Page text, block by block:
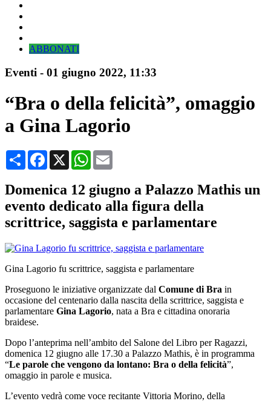
ABBONATI
Eventi - 01 giugno 2022, 11:33
“Bra o della felicità”, omaggio
a Gina Lagorio
CondividiFacebook
X WhatsApp
Domenica 12 giugno a Palazzo Mathis un
evento dedicato alla figura della
scrittrice, saggista e parlamentare
Gina Lagorio fu scrittrice, saggista e parlamentare
Proseguono le iniziative organizzate dal Comune di Bra in
occasione del centenario dalla nascita della scrittrice, saggista e
parlamentare Gina Lagorio, nata a Bra e cittadina onoraria
braidese.
Dopo l’anteprima nell’ambito del Salone del Libro per Ragazzi,
domenica 12 giugno alle 17.30 a Palazzo Mathis, è in programma
“Le parole che vengono da lontano: Bra o della felicità”,
omaggio in parole e musica.
L’evento vedrà come voce recitante Vittoria Morino, della